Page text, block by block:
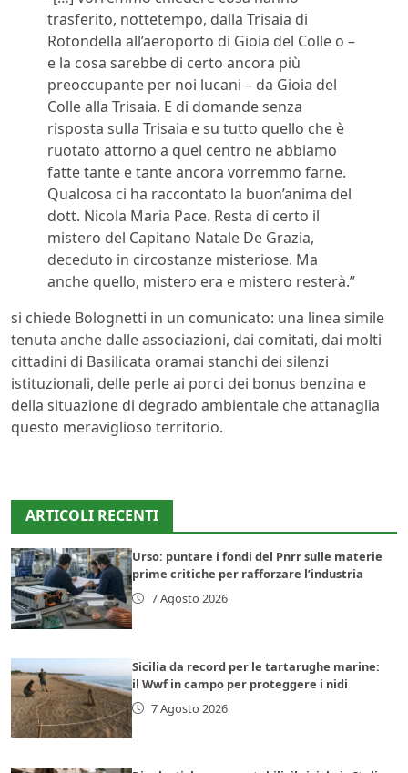
trasferito, nottetempo, dalla Trisaia di
Rotondella all’aeroporto di Gioia del Colle o –
e la cosa sarebbe di certo ancora più
preoccupante per noi lucani – da Gioia del
Colle alla Trisaia. E di domande senza
risposta sulla Trisaia e su tutto quello che è
ruotato attorno a quel centro ne abbiamo
fatte tante e tante ancora vorremmo farne.
Qualcosa ci ha raccontato la buon’anima del
dott. Nicola Maria Pace. Resta di certo il
mistero del Capitano Natale De Grazia,
deceduto in circostanze misteriose. Ma
anche quello, mistero era e mistero resterà.”
si chiede Bolognetti in un comunicato: una linea simile
tenuta anche dalle associazioni, dai comitati, dai molti
cittadini di Basilicata oramai stanchi dei silenzi
istituzionali, delle perle ai porci dei bonus benzina e
della situazione di degrado ambientale che attanaglia
questo meraviglioso territorio.
ARTICOLI RECENTI
Urso: puntare i fondi del Pnrr sulle materie
prime critiche per rafforzare l’industria
7 Agosto 2026
Sicilia da record per le tartarughe marine:
il Wwf in campo per proteggere i nidi
7 Agosto 2026